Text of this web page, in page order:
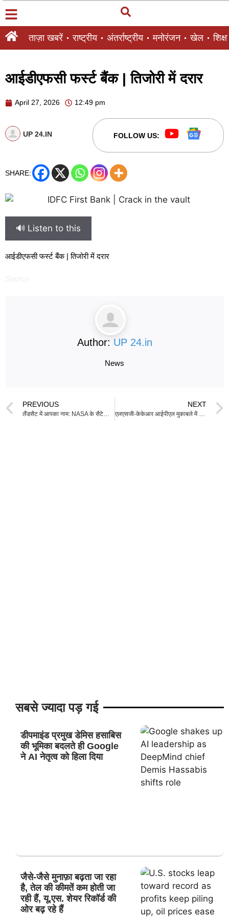
ताज़ा खबरें राष्ट्रीय अंतर्राष्ट्रीय मनोरंजन खेल शिक्षा
आईडीएफसी फर्स्ट बैंक | तिजोरी में दरार
April 27, 2026 12:49 pm
UP 24.IN FOLLOW US:
SHARE:
🔊 Listen to this
आईडीएफसी फर्स्ट बैंक | तिजोरी में दरार
Author: UP 24.in
News
PREVIOUS
लैंडसैट में आपका नाम: NASA के सैटेलाइट नाम जनरेटर का उपयोग कैसे करें
NEXT
एलएसजी-केकेआर आईपीएल मुकाबले में रघुवंशी को क्षेत्ररक्षण में हस्तक्षेप के कारण आउट किया गया
सबसे ज्यादा पड़ गई
डीपमाइंड प्रमुख डेमिस हसाबिस
की भूमिका बदलते ही Google
ने AI नेतृत्व को हिला दिया
जैसे-जैसे मुनाफ़ा बढ़ता जा रहा
है, तेल की कीमतें कम होती जा
रही हैं, यू.एस. शेयर रिकॉर्ड की
ओर बढ़ रहे हैं